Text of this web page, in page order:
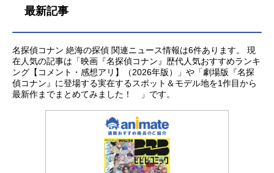
最新記事
名探偵コナン 絶海の探偵 関連ニュース情報は6件あります。 現
在人気の記事は「映画『名探偵コナン』歴代人気おすすめランキ
ング【コメント・感想アリ】（2026年版）」や「劇場版『名探
偵コナン』に登場する実在するスポット＆モデル地を1作目から
最新作までまとめてみました！ 」です。